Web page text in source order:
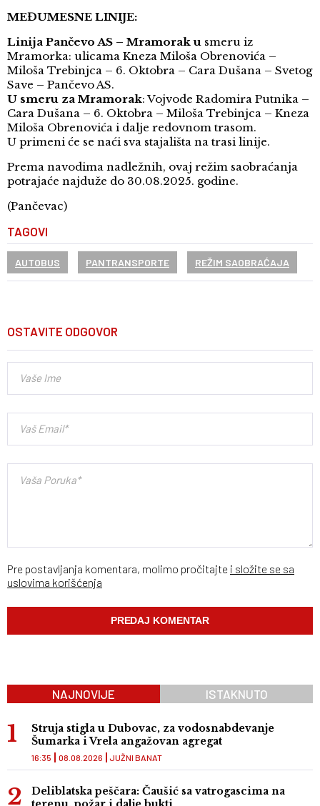
MEĐUMESNE LINIJE:
Linija Pančevo AS – Mramorak u smeru iz
Mramorka: ulicama Kneza Miloša Obrenovića –
Miloša Trebinjca – 6. Oktobra – Cara Dušana – Svetog
Save – Pančevo AS.
U smeru za Mramorak: Vojvode Radomira Putnika –
Cara Dušana – 6. Oktobra – Miloša Trebinjca – Kneza
Miloša Obrenovića i dalje redovnom trasom.
U primeni će se naći sva stajališta na trasi linije.
Prema navodima nadležnih, ovaj režim saobraćanja
potrajaće najduže do 30.08.2025. godine.
(Pančevac)
TAGOVI
AUTOBUS PANTRANSPORTE REŽIM SAOBRAĆAJA
OSTAVITE ODGOVOR
Pre postavljanja komentara, molimo pročitajte i složite se sa
uslovima korišćenja
NAJNOVIJE ISTAKNUTO
Struja stigla u Dubovac, za vodosnabdevanje
Šumarka i Vrela angažovan agregat
JUŽNI BANAT
16:35 08.08.2026
Deliblatska peščara: Čaušić sa vatrogascima na